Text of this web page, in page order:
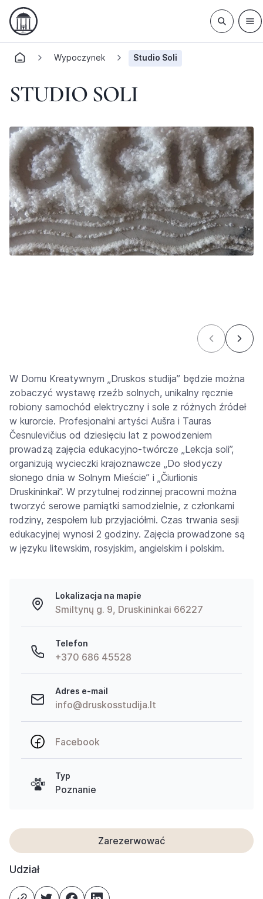
Wypoczynek Studio Soli
STUDIO SOLI
W Domu Kreatywnym „Druskos studija” będzie można
zobaczyć wystawę rzeźb solnych, unikalny ręcznie
robiony samochód elektryczny i sole z różnych źródeł
w kurorcie. Profesjonalni artyści Aušra i Tauras
Česnulevičius od dziesięciu lat z powodzeniem
prowadzą zajęcia edukacyjno-twórcze „Lekcja soli”,
organizują wycieczki krajoznawcze „Do słodyczy
słonego dnia w Solnym Mieście” i „Čiurlionis
Druskininkai”. W przytulnej rodzinnej pracowni można
tworzyć serowe pamiątki samodzielnie, z członkami
rodziny, zespołem lub przyjaciółmi. Czas trwania sesji
edukacyjnej wynosi 2 godziny. Zajęcia prowadzone są
w języku litewskim, rosyjskim, angielskim i polskim.
Lokalizacja na mapie
Smiltynų g. 9, Druskininkai 66227
Telefon
+370 686 45528
Adres e-mail
info@druskosstudija.lt
Facebook
Typ
Poznanie
Zarezerwować
Udział